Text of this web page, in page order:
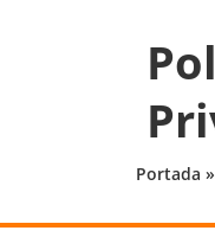
Portada »